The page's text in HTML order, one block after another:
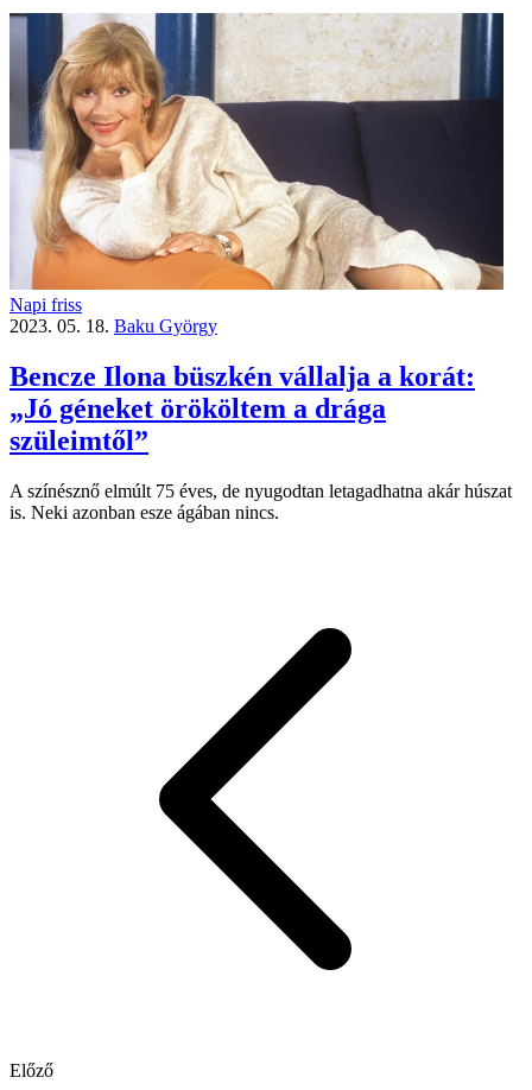
Napi friss
2023. 05. 18. Baku György
Bencze Ilona büszkén vállalja a korát:
„Jó géneket örököltem a drága
szüleimtől”
A színésznő elmúlt 75 éves, de nyugodtan letagadhatna akár húszat
is. Neki azonban esze ágában nincs.
Előző